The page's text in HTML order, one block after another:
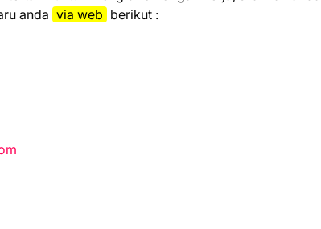
аndа vіа web bеrіkut :